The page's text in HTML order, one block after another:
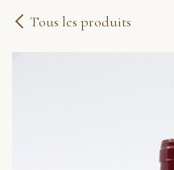
Tous les produits